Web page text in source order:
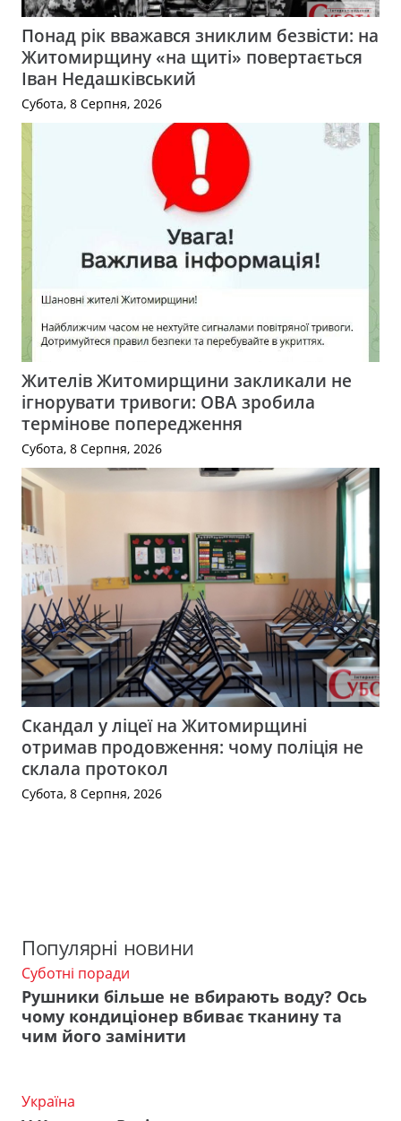
Понад рік вважався зниклим безвісти: на
Житомирщину «на щиті» повертається
Іван Недашківський
Субота, 8 Серпня, 2026
Жителів Житомирщини закликали не
ігнорувати тривоги: ОВА зробила
термінове попередження
Субота, 8 Серпня, 2026
Скандал у ліцеї на Житомирщині
отримав продовження: чому поліція не
склала протокол
Субота, 8 Серпня, 2026
Популярні новини
Суботні поради
Рушники більше не вбирають воду? Ось
чому кондиціонер вбиває тканину та
чим його замінити
Україна